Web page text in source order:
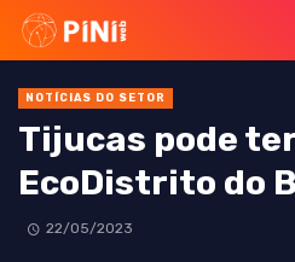
NOTÍCIAS DO SETOR
Tijucas pode
EcoDistrito do
22/05/2023